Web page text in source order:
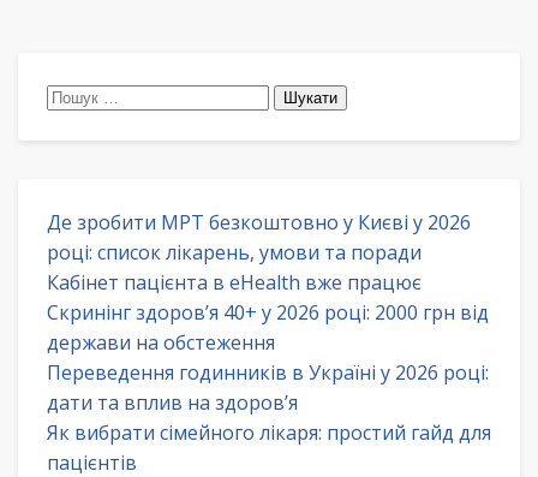
Пошук:
Де зробити МРТ безкоштовно у Києві у 2026
році: список лікарень, умови та поради
Кабінет пацієнта в eHealth вже працює
Скринінг здоров’я 40+ у 2026 році: 2000 грн від
держави на обстеження
Переведення годинників в Україні у 2026 році:
дати та вплив на здоров’я
Як вибрати сімейного лікаря: простий гайд для
пацієнтів